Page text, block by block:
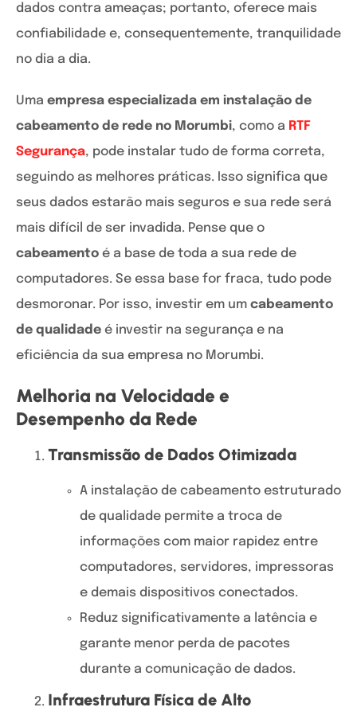
dados contra ameaças; portanto, oferece mais
confiabilidade e, consequentemente, tranquilidade
no dia a dia.
Uma empresa especializada em instalação de
cabeamento de rede no Morumbi, como a RTF
Segurança, pode instalar tudo de forma correta,
seguindo as melhores práticas. Isso significa que
seus dados estarão mais seguros e sua rede será
mais difícil de ser invadida. Pense que o
cabeamento é a base de toda a sua rede de
computadores. Se essa base for fraca, tudo pode
desmoronar. Por isso, investir em um cabeamento
de qualidade é investir na segurança e na
eficiência da sua empresa no Morumbi.
Melhoria na Velocidade e
Desempenho da Rede
Transmissão de Dados Otimizada
A instalação de cabeamento estruturado
de qualidade permite a troca de
informações com maior rapidez entre
computadores, servidores, impressoras
e demais dispositivos conectados.
Reduz significativamente a latência e
garante menor perda de pacotes
durante a comunicação de dados.
Infraestrutura Física de Alto